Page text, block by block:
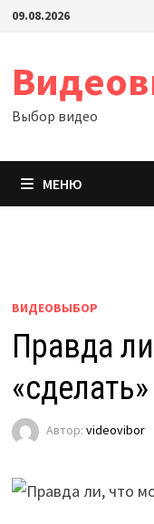
Перейти
09.08.2026
Выбор видео
МЕНЮ
ВИДЕОВЫБОР
Правда
Автор: videovibor